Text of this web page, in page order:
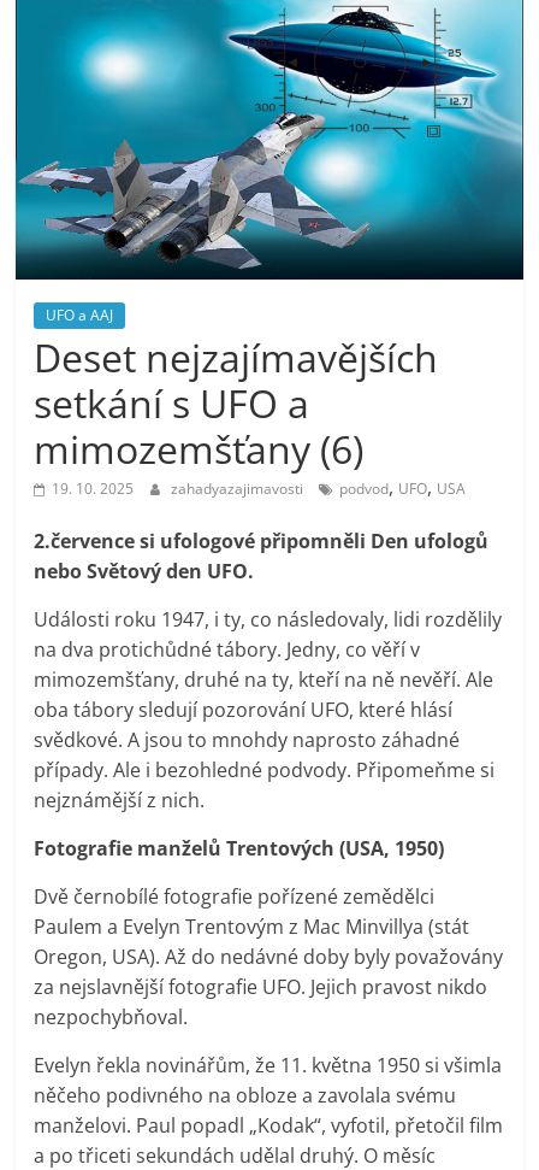
UFO a AAJ
Deset nejzajímavějších
setkání s UFO a
mimozemšťany (6)
19. 10. 2025 zahadyazajimavosti podvod, UFO, USA
2.července si ufologové připomněli Den ufologů
nebo Světový den UFO.
Události roku 1947, i ty, co následovaly, lidi rozdělily
na dva protichůdné tábory. Jedny, co věří v
mimozemšťany, druhé na ty, kteří na ně nevěří. Ale
oba tábory sledují pozorování UFO, které hlásí
svědkové. A jsou to mnohdy naprosto záhadné
případy. Ale i bezohledné podvody. Připomeňme si
nejznámější z nich.
Fotografie manželů Trentových (USA, 1950)
Dvě černobílé fotografie pořízené zemědělci
Paulem a Evelyn Trentovým z Mac Minvillya (stát
Oregon, USA). Až do nedávné doby byly považovány
za nejslavnější fotografie UFO. Jejich pravost nikdo
nezpochybňoval.
Evelyn řekla novinářům, že 11. května 1950 si všimla
něčeho podivného na obloze a zavolala svému
manželovi. Paul popadl „Kodak“, vyfotil, přetočil film
a po třiceti sekundách udělal druhý. O měsíc